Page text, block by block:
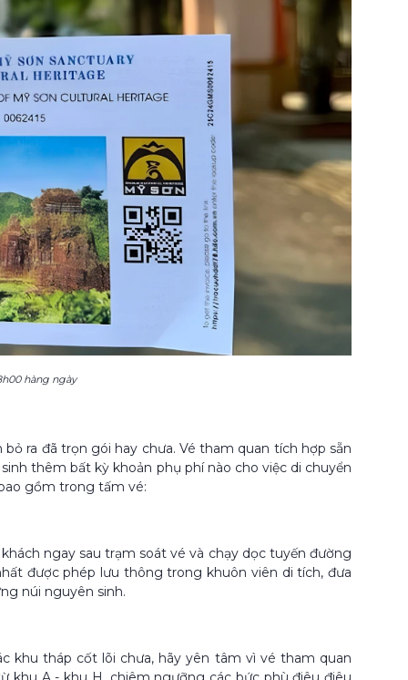
hàng ngày
ra đã trọn gói hay chưa. Vé tham quan tích hợp sẵn
thêm bất kỳ khoản phụ phí nào cho việc di chuyển
gồm trong tấm vé:
ngay sau trạm soát vé và chạy dọc tuyến đường
được phép lưu thông trong khuôn viên di tích, đưa
núi nguyên sinh.
khu tháp cốt lõi chưa, hãy yên tâm vì vé tham quan